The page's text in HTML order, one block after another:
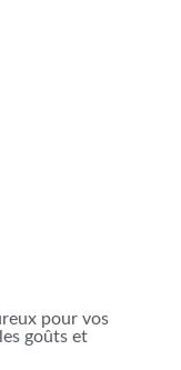
pour vos
goûts et